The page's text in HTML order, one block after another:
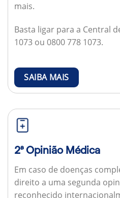
mais.
Basta ligar para a Central
1073 ou 0800 778 1073.
SAIBA MAIS
2ª Opinião Médica
Em caso de doenças
direito a uma segunda
reconhecido